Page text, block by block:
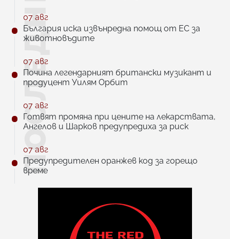
07 авг
България иска извънредна помощ от ЕС за
животновъдите
07 авг
Почина легендарният британски музикант и
продуцент Уилям Орбит
07 авг
Готвят промяна при цените на лекарствата,
Ангелов и Шарков предупредиха за риск
07 авг
Предупредителен оранжев код за горещо
време